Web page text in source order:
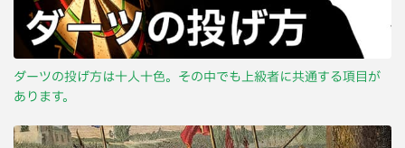
ダーツの投げ方は十人十色。その中でも上級者に共通する項目が
あります。